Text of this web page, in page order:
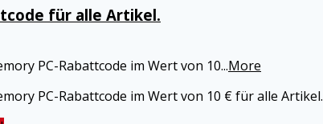
für alle Artikel.
PC-Rabattcode im Wert von 10...More
PC-Rabattcode im Wert von 10 € für alle Artikel.